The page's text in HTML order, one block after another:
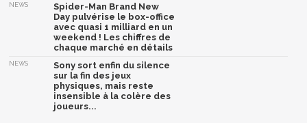
NEWS
Spider-Man Brand New
Day pulvérise le box-office
avec quasi 1 milliard en un
weekend ! Les chiffres de
chaque marché en détails
NEWS
Sony sort enfin du silence
sur la fin des jeux
physiques, mais reste
insensible à la colère des
joueurs...